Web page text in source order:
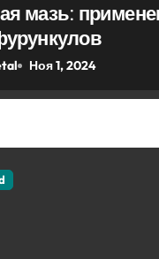
мазь:
Ноя 1, 2024